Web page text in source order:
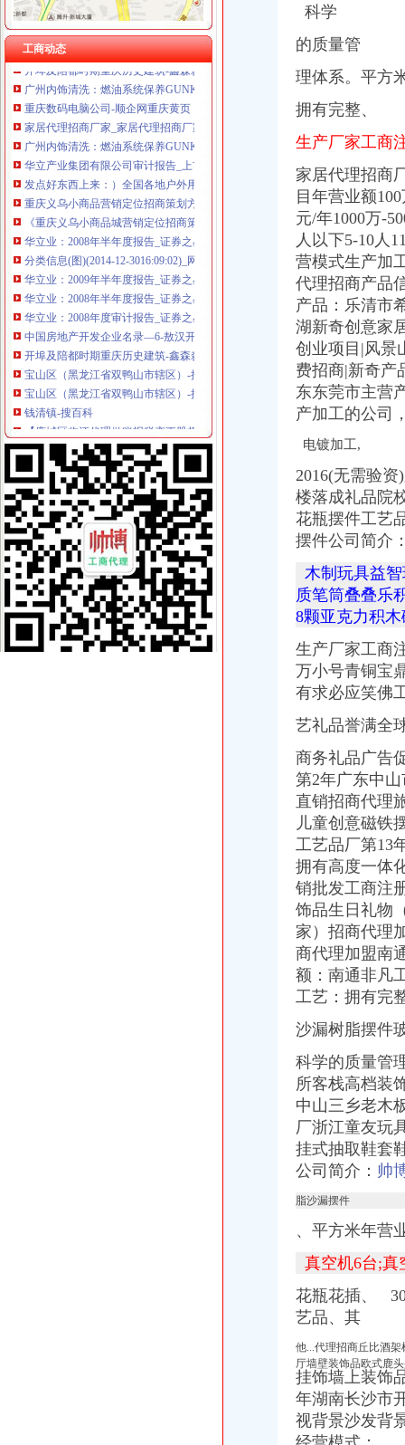
工商动态
中国房地产开发企业名录—6-敖汉开发区招商网-中国招商引资信
华立业：2008年度审计报告_证券之星
开埠及陪都时期重庆历史建筑-鑫森淼垚
广州内饰清洗：燃油系统保养GUNKM2616-油箱及油管路清洗-广州
重庆数码电脑公司-顺企网重庆黄页
家居代理招商厂家_家居代理招商厂家/公司-阿里巴巴公司黄页
广州内饰清洗：燃油系统保养GUNKM2616-油箱及油管路清洗-广州
华立产业集团有限公司审计报告_上市公司_新浪财经_新浪网
发点好东西上来：）全国各地户外用品店详解-旅游（Travel）版-北大
重庆义乌小商品营销定位招商策划方案.doc
《重庆义乌小商品城营销定位招商策划方案》.doc
华立业：2008年半年度报告_证券之星
分类信息(图)(2014-12-3016:09:02)_网易新闻
华立业：2009年半年度报告_证券之星
华立业：2008年半年度报告_证券之星
华立业：2008年度审计报告_证券之星
中国房地产开发企业名录—6-敖汉开发区招商网-中国招商引资信
开埠及陪都时期重庆历史建筑-鑫森淼垚
宝山区（黑龙江省双鸭山市辖区）-搜百科
宝山区（黑龙江省双鸭山市辖区）-搜百科
钱清镇-搜百科
【鹿城区临江代理做账报税变更股权上门服务的图片】-鹿城临江易登网
海门临江新区货运代理业务求职_海门临江新区货运代理业务找工作_
南方媒：北京市君合律师事务所关于南方出版媒股份有限公司发行
上海现代制股份有限公司2015年度报告摘要_新浪财经_新浪网
日本双清包税到门物流货代代理日本清关公司日本空运专线
非洲崖豆木厂家_非洲崖豆木厂家/公司-阿里巴巴公司黄页
临江门代办进出口公司
非洲崖豆木厂家_非洲崖豆木厂家/公司-阿里巴巴公司黄页
华立业：2008年半年度报告_证券之星
家居代理招商厂家_家居代理招商厂家/公司-阿里巴巴公司黄页
华立业：2009年半年度报告_证券之星
重庆义乌小商品营销定位招商策划方案.doc
宝山区（黑龙江省双鸭山市辖区）-搜百科
中国房地产开发企业名录—6-敖汉开发区招商网-中国招商引资信
家居代理招商厂家_家居代理招商厂家/公司-阿里巴巴公司黄页
广州内饰清洗：燃油系统保养GUNKM2616-油箱及油管路清洗-广州
华立产业集团有限公司审计报告_上市公司_新浪财经_新浪网
发点好东西上来：）全国各地户外用品店详解-旅游（Travel）版-北大
中国房地产开发企业名录—6-敖汉开发区招商网-中国招商引资信
【鹿城区临江代理做账报税变更股权上门服务的图片】-鹿城临江易登网
海门临江新区货运代理业务求职_海门临江新区货运代理业务找工作_
南方媒：北京市君合律师事务所关于南方出版媒股份有限公司发行
上海现代制股份有限公司2015年度报告摘要_新浪财经_新浪网
日本双清包税到门物流货代代理日本清关公司日本空运专线
非洲崖豆木厂家_非洲崖豆木厂家/公司-阿里巴巴公司黄页
科学
的质量管
理体系。平方
拥有完整、
生产厂家工商
家居代理招商
目年营业额
元/年1000万-
人以下5-10人
营模式生产加
代理招商产品
产品：乐清市
湖新奇创意家
创业项目|风景
费招商|新奇产
东东莞市主营
产加工的公司
电镀加工,
2016(无需验
楼落成礼品院
花瓶摆件工艺
摆件公司简介
木制玩具益
质笔筒叠叠乐
8颗亚克力积
生产厂家工商
万小号青铜宝
有求必应笑佛
艺礼品誉满全
商务礼品广告
第2年广东中
直销招商代理
儿童创意磁铁
工艺品厂第13
拥有高度一体
销批发工商注
饰品生日礼物
家）招商代理
商代理加盟南
额： 南通非凡
工艺：拥有完
沙漏树脂摆件
科学的质量管
所客栈高档装
中山三乡老木
厂浙江童友玩
挂式抽取鞋套
公司简介： 帅
脂沙漏摆件
、平方米年营
真空机6台;真
花瓶花插、
艺品、其
他...代理招商丘比酒
厅墙壁装饰品欧式鹿
挂饰墙上装饰
年湖南长沙市
视背景沙发背